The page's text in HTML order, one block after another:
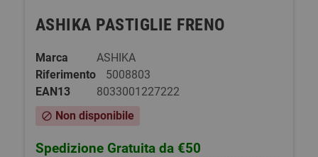
ASHIKA PASTIGLIE FRENO
Marca
ASHIKA
Riferimento
5008803
EAN13
8033001227222
block Non disponibile
Spedizione Gratuita da €50